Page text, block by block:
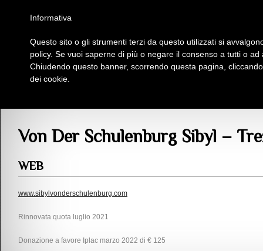
Insieme Per La Cultura
Von Der Schulenburg Sibyl –
WEB
www.sibylvonderschulenburg.com
Rinnovata quota luglio 2021
Donazione a favore Iplac marzo 2022 di € 125
Informativa
Questo sito o gli strumenti terzi da questo utilizzati si
policy. Se vuoi saperne di più o negare il consenso a tutti o
Chiudendo questo banner, scorrendo questa pagina,
dei cookie.